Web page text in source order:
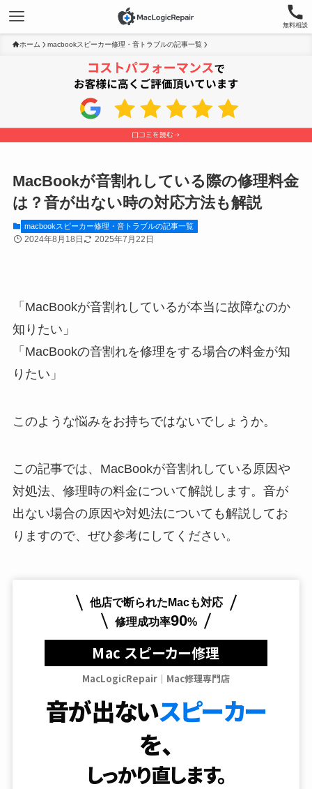
無料相談
ホーム macbookスピーカー修理・音トラブルの記事一覧
MacBookが音割れしている際の修理料金
は？音が出ない時の対応方法も解説
macbookスピーカー修理・音トラブルの記事一覧
2024年8月18日 2025年7月22日
「MacBookが音割れしているが本当に故障なのか
知りたい」
「MacBookの音割れを修理をする場合の料金が知
りたい」
このような悩みをお持ちではないでしょうか。
この記事では、MacBookが音割れしている原因や
対処法、修理時の料金について解説します。音が
出ない場合の原因や対処法についても解説してお
りますので、ぜひ参考にしてください。
他店で断られたMacも対応
修理成功率90%
Mac スピーカー修理
MacLogicRepair｜Mac修理専門店
音が出ないスピーカー
を、
しっかり直します。